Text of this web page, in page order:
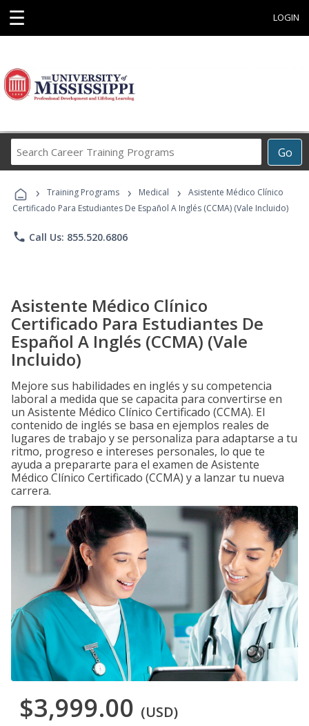
☰ LOGIN
Go
Career
Programs
› Training Programs › Medical ›
Asistente Médico Clínico
Certificado Para Estudiantes De Español A Inglés (CCMA) (Vale Incluido)
phone Call Us: 855.520.6806
Asistente Médico Clínico
Certificado Para Estudiantes De
Español A Inglés (CCMA) (Vale
Incluido)
Mejore sus habilidades en inglés y su competencia
laboral a medida que se capacita para convertirse en
un Asistente Médico Clínico Certificado (CCMA). El
contenido de inglés se basa en ejemplos reales de
lugares de trabajo y se personaliza para adaptarse a tu
ritmo, progreso e intereses personales, lo que te
ayuda a prepararte para el examen de Asistente
Médico Clínico Certificado (CCMA) y a lanzar tu nueva
carrera.
$3,999.00 (USD)